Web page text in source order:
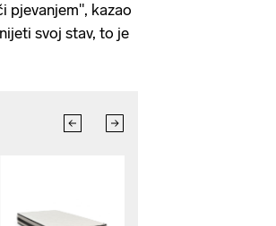
pjevanjem", kazao
svoj stav, to je